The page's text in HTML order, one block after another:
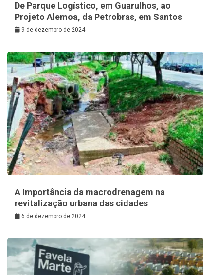
De Parque Logístico, em Guarulhos, ao
Projeto Alemoa, da Petrobras, em Santos
9 de dezembro de 2024
A Importância da macrodrenagem na
revitalização urbana das cidades
6 de dezembro de 2024